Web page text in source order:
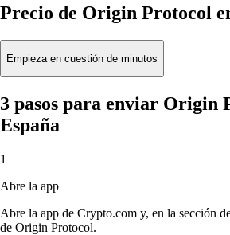
Precio de Origin Protocol
Empieza en cuestión de minutos
3 pasos para enviar Origin
España
1
Abre la app
Abre la app de Crypto.com y, en la sección
de Origin Protocol.